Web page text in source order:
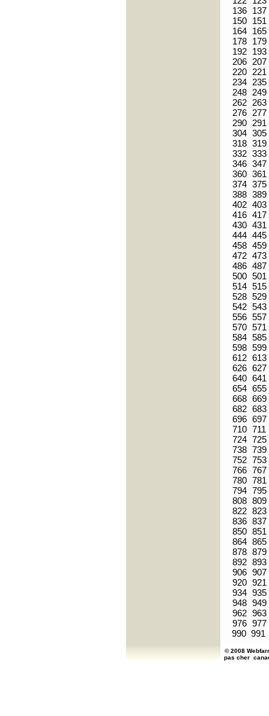
136
137
150
151
164
165
178
179
192
193
206 207
220
221
234
235
248
249
262
263
276
277
290
291
304 305
318 319
332 333
346 347
360 361
374 375
388 389
402 403
416 417
430 431
444 445
458 459
472 473
486 487
500 501
514 515
528 529
542 543
556 557
570 571
584 585
598 599
612 613
626 627
640 641
654 655
668 669
682 683
696 697
710 711
724 725
738 739
752 753
766 767
780 781
794 795
808 809
822 823
836 837
850 851
864 865
878 879
892 893
906 907
920 921
934 935
948 949
962 963
976 977
990 991
© 2008
pas cher